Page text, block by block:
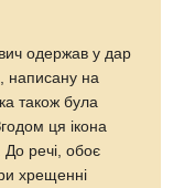
одержав у дар
написану на
також була
ця ікона
речі, обоє
хрещенні